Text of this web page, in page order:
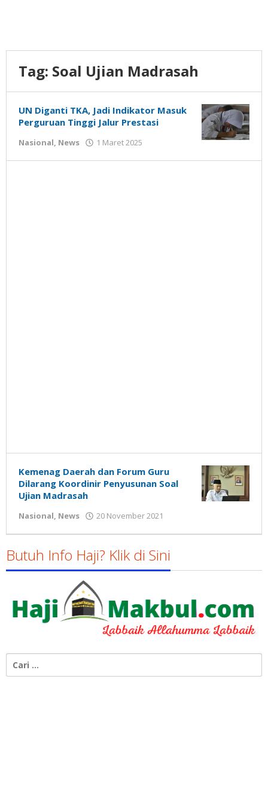
Tag: Soal Ujian Madrasah
UN Diganti TKA, Jadi Indikator Masuk
Perguruan Tinggi Jalur Prestasi
Nasional, News 1 Maret 2025
Susanto
Kemenag Daerah dan Forum Guru
Dilarang Koordinir Penyusunan Soal
Ujian Madrasah
Nasional, News 20 November 2021
Susanto
Butuh Info Haji? Klik di Sini
untuk: